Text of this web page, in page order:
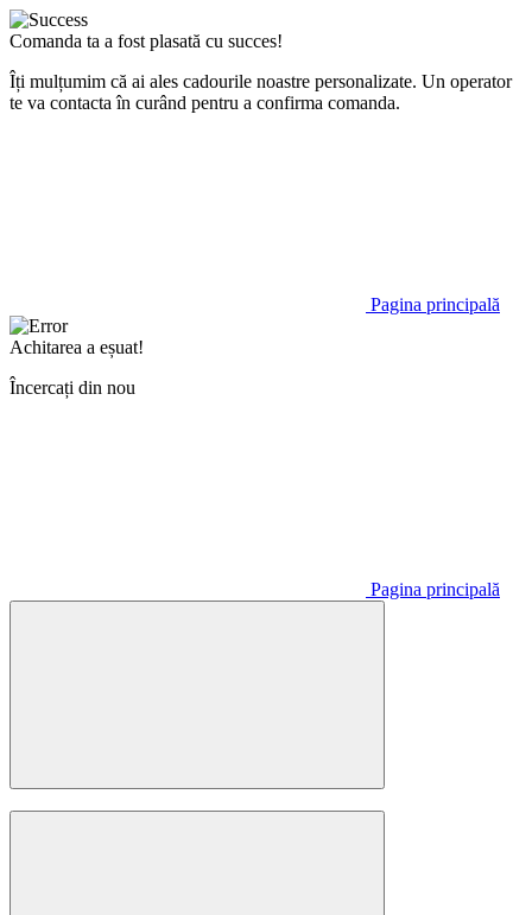
Comanda ta a fost plasată cu succes!
Îți mulțumim că ai ales cadourile noastre personalizate. Un operator
te va contacta în curând pentru a confirma comanda.
Pagina principală
Achitarea a eșuat!
Încercați din nou
Pagina principală